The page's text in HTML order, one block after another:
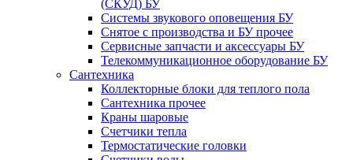
(СКУД) БУ
Системы звукового оповещения БУ
Снятое с производства и БУ прочее
Сервисные запчасти и аксессуары БУ
Телекоммуникационное оборудование БУ
Сантехника
Коллекторные блоки для теплого пола
Сантехника прочее
Краны шаровые
Счетчики тепла
Термоcтатические головки